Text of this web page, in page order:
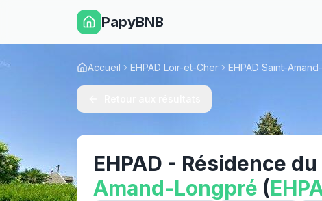
PapyBNB
Accueil EHPAD Loir-et-Cher EHPAD Saint-
EHPAD - Résidence
Amand-Longpré (